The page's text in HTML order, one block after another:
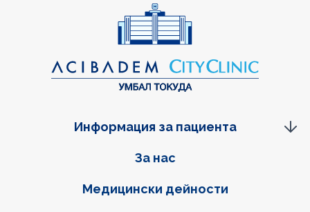
Фуутер навигация
За нас
Медицински дейности
Информация за пациента